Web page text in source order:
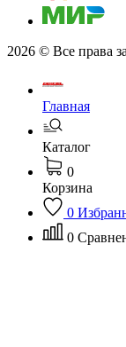
2026 © Все права
Главная
Каталог
0
Корзина
0
0